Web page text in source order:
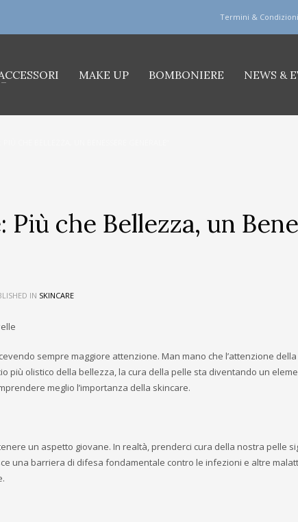
Termini &
MAKE UP BOMBONIERE NEWS &
Più che Bellezza, un
IN SKINCARE
sempre maggiore attenzione. Man mano che l’attenzione
più olistico della bellezza, la cura della pelle sta diventando un
meglio l’importanza della skincare.
un aspetto giovane. In realtà, prenderci cura della nostra pelle
una barriera di difesa fondamentale contro le infezioni e altre